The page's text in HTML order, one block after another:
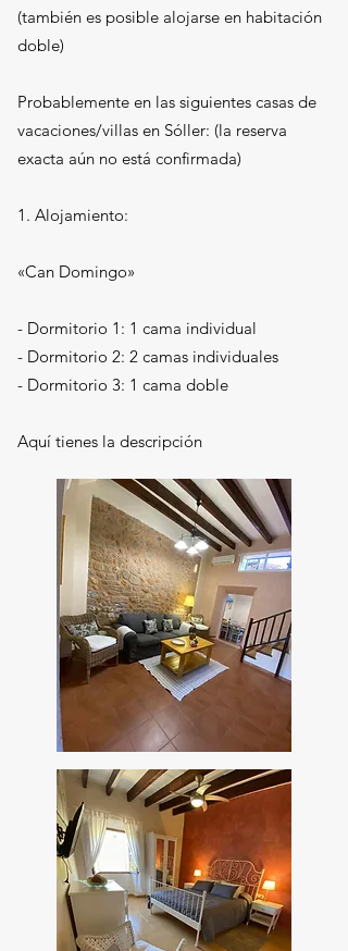
(también es posible alojarse en habitación
doble)
Probablemente en las siguientes casas de
vacaciones/villas en Sóller: (la reserva
exacta aún no está confirmada)
1. Alojamiento:
«Can Domingo»
- Dormitorio 1: 1 cama individual
- Dormitorio 2: 2 camas individuales
- Dormitorio 3: 1 cama doble
Aquí tienes la descripción